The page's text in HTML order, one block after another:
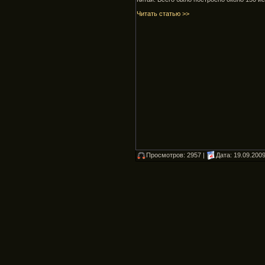
Читать статью >>
Просмотров: 2957 | Дата: 19.09.2009